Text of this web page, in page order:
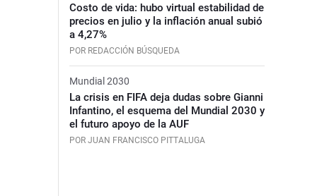
Costo de vida: hubo virtual estabilidad de
precios en julio y la inflación anual subió
a 4,27%
POR REDACCIÓN BÚSQUEDA
Mundial 2030
La crisis en FIFA deja dudas sobre Gianni
Infantino, el esquema del Mundial 2030 y
el futuro apoyo de la AUF
POR JUAN FRANCISCO PITTALUGA